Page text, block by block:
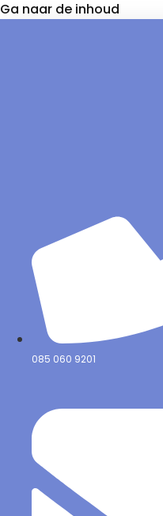
Ga naar de inhoud
085 060 9201